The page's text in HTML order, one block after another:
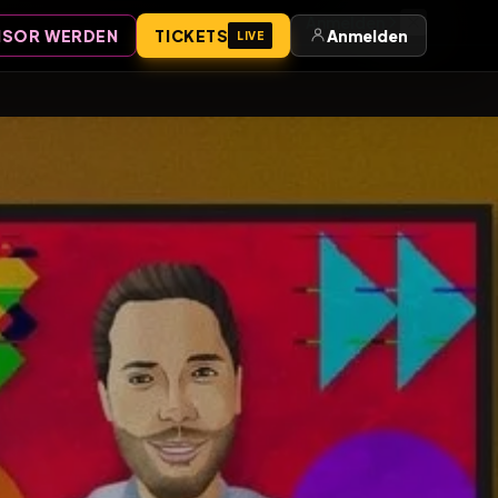
Anmelden
WERDEN TICKETS LIVE Anmelden